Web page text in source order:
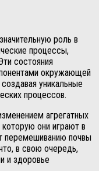
роль в
процессы,
состояния
окружающей
уникальные
процессов.
агрегатных
которую они играют в
перемешиванию почвы
в свою очередь,
и здоровье